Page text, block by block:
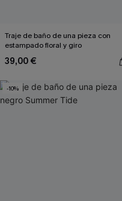
Traje de baño de una pieza con
estampado floral y giro
39,00 €
-10%